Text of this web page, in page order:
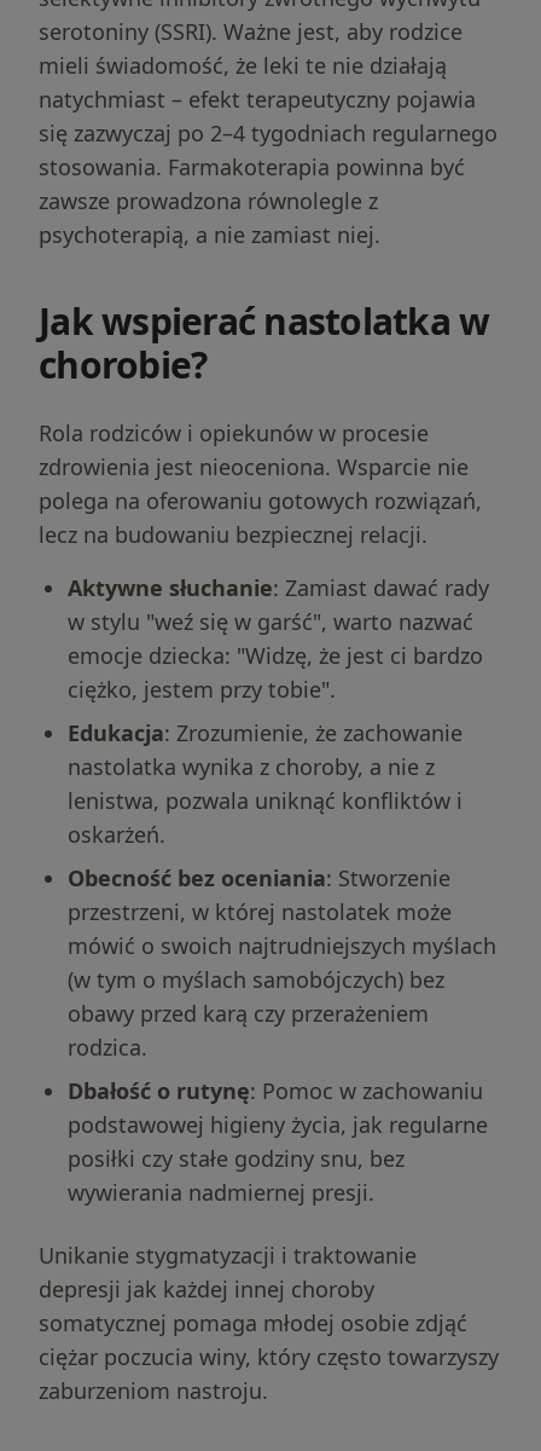
serotoniny (SSRI). Ważne jest, aby rodzice
mieli świadomość, że leki te nie działają
natychmiast – efekt terapeutyczny pojawia
się zazwyczaj po 2–4 tygodniach regularnego
stosowania. Farmakoterapia powinna być
zawsze prowadzona równolegle z
psychoterapią, a nie zamiast niej.
Jak wspierać nastolatka w
chorobie?
Rola rodziców i opiekunów w procesie
zdrowienia jest nieoceniona. Wsparcie nie
polega na oferowaniu gotowych rozwiązań,
lecz na budowaniu bezpiecznej relacji.
Aktywne słuchanie: Zamiast dawać rady
w stylu "weź się w garść", warto nazwać
emocje dziecka: "Widzę, że jest ci bardzo
ciężko, jestem przy tobie".
Edukacja: Zrozumienie, że zachowanie
nastolatka wynika z choroby, a nie z
lenistwa, pozwala uniknąć konfliktów i
oskarżeń.
Obecność bez oceniania: Stworzenie
przestrzeni, w której nastolatek może
mówić o swoich najtrudniejszych myślach
(w tym o myślach samobójczych) bez
obawy przed karą czy przerażeniem
rodzica.
Dbałość o rutynę: Pomoc w zachowaniu
podstawowej higieny życia, jak regularne
posiłki czy stałe godziny snu, bez
wywierania nadmiernej presji.
Unikanie stygmatyzacji i traktowanie
depresji jak każdej innej choroby
somatycznej pomaga młodej osobie zdjąć
ciężar poczucia winy, który często towarzyszy
zaburzeniom nastroju.